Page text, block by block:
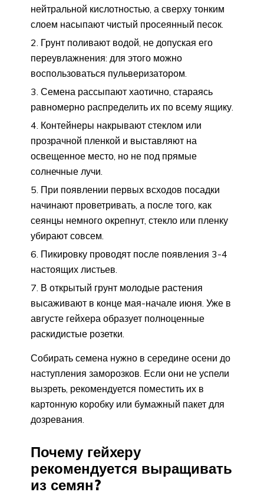
нейтральной кислотностью, а сверху тонким
слоем насыпают чистый просеянный песок.
Грунт поливают водой, не допуская его
переувлажнения: для этого можно
воспользоваться пульверизатором.
Семена рассыпают хаотично, стараясь
равномерно распределить их по всему ящику.
Контейнеры накрывают стеклом или
прозрачной пленкой и выставляют на
освещенное место, но не под прямые
солнечные лучи.
При появлении первых всходов посадки
начинают проветривать, а после того, как
сеянцы немного окрепнут, стекло или пленку
убирают совсем.
Пикировку проводят после появления 3-4
настоящих листьев.
В открытый грунт молодые растения
высаживают в конце мая-начале июня. Уже в
августе гейхера образует полноценные
раскидистые розетки.
Собирать семена нужно в середине осени до
наступления заморозков. Если они не успели
вызреть, рекомендуется поместить их в
картонную коробку или бумажный пакет для
дозревания.
Почему гейхеру
рекомендуется выращивать
из семян?